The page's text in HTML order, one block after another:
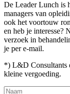
De Leader Lunch is
managers van
ook het voortouw
en heb je interesse?
verzoek in
je per e-mail.
*) L&D Consultants
kleine vergoeding.